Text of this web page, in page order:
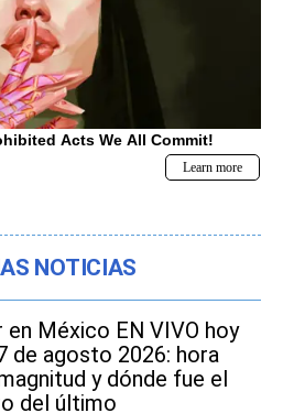
NOTICIAS
en México EN VIVO hoy
de agosto 2026: hora
y dónde fue el
del último